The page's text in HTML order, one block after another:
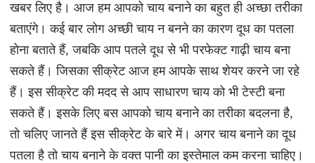
खबर लिए है। आज हम आपको चाय बनाने का बहुत ही अच्छा तरीका
बताएंगे। कई बार लोग अच्छी चाय न बनने का कारण दूध का पतला
होना बताते हैं, जबकि आप पतले दूध से भी परफेक्ट गाढ़ी चाय बना
सकते हैं। जिसका सीक्रेट आज हम आपके साथ शेयर करने जा रहे
हैं। इस सीक्रेट की मदद से आप साधारण चाय को भी टेस्टी बना
सकते हैं। इसके लिए बस आपको चाय बनाने का तरीका बदलना है,
तो चलिए जानते हैं इस सीक्रेट के बारे में। अगर चाय बनाने का दूध
पतला है तो चाय बनाने के वक्त पानी का इस्तेमाल कम करना चाहिए।